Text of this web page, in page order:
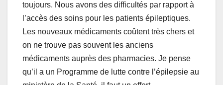
toujours. Nous avons des difficultés par rapport à
l’accès des soins pour les patients épileptiques.
Les nouveaux médicaments coûtent très chers et
on ne trouve pas souvent les anciens
médicaments auprès des pharmacies. Je pense
qu’il a un Programme de lutte contre l’épilepsie au